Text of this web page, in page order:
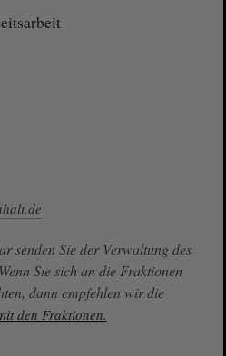
senden Sie der Verwaltung des
Sie sich an die Fraktionen
dann empfehlen wir die
den Fraktionen.